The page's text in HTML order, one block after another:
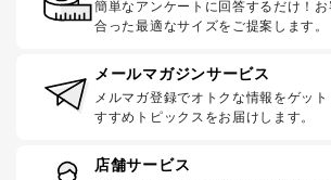
簡単なアンケートに回答するだけ！
合った最適なサイズをご提案します。
メールマガジンサービス
メルマガ登録でオトクな情報をゲッ
すすめトピックスをお届けします。
店舗サービス